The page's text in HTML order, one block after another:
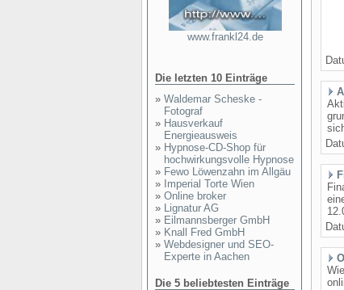
www.frankl24.de
Die letzten 10 Einträge
» Waldemar Scheske -
Fotograf
» Hausverkauf
Energieausweis
» Hypnose-CD-Shop für
hochwirkungsvolle Hypnose
» Fewo Löwenzahn im Allgäu
» Imperial Torte Wien
» Online broker
» Lignatur AG
» Eilmannsberger GmbH
» Knall Fred GmbH
» Webdesigner und SEO-
Experte in Aachen
Die 5 beliebtesten Einträge